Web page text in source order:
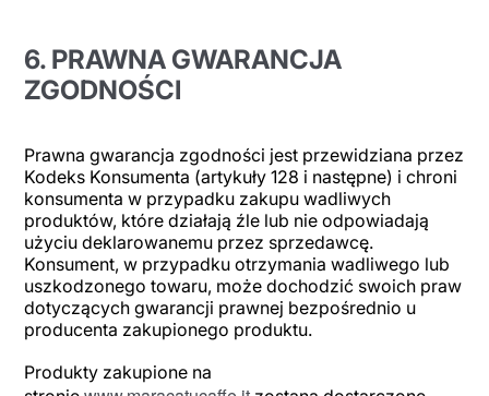
6. PRAWNA GWARANCJA
ZGODNOŚCI
Prawna gwarancja zgodności jest przewidziana przez
Kodeks Konsumenta (artykuły 128 i następne) i chroni
konsumenta w przypadku zakupu wadliwych
produktów, które działają źle lub nie odpowiadają
użyciu deklarowanemu przez sprzedawcę.
Konsument, w przypadku otrzymania wadliwego lub
uszkodzonego towaru, może dochodzić swoich praw
dotyczących gwarancji prawnej bezpośrednio u
producenta zakupionego produktu.
Produkty zakupione na